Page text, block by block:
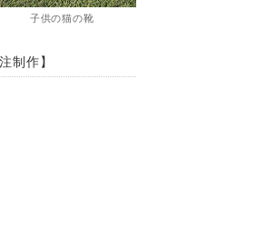
子供の猫の靴
制作】